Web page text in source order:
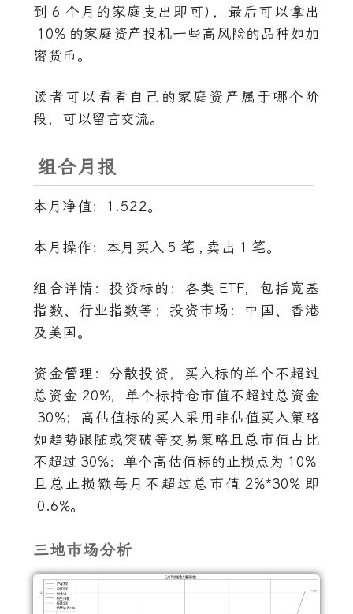
到 6 个月的家庭支出即可），最后可以拿出
10% 的家庭资产投机一些高风险的品种如加
密货币。
读者可以看看自己的家庭资产属于哪个阶
段，可以留言交流。
组合月报
本月净值：1.522。
本月操作：本月买入 5 笔 , 卖出 1 笔。
组合详情：投资标的：各类 ETF，包括宽基
指数、行业指数等；投资市场：中国、香港
及美国。
资金管理：分散投资，买入标的单个不超过
总资金 20%，单个标持仓市值不超过总资金
30%；高估值标的买入采用非估值买入策略
如趋势跟随或突破等交易策略且总市值占比
不超过 30%；单个高估值标的止损点为 10%
且总止损额每月不超过总市值 2%*30% 即
0.6%。
三地市场分析